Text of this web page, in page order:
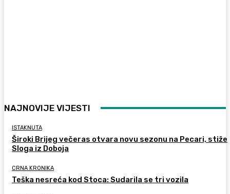
NAJNOVIJE VIJESTI
ISTAKNUTA
Široki Brijeg večeras otvara novu sezonu na Pecari, stiže
Sloga iz Doboja
CRNA KRONIKA
Teška nesreća kod Stoca: Sudarila se tri vozila